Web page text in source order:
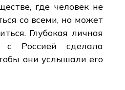
где человек не
со всеми, но может
Глубокая личная
с Россией сделала
они услышали его